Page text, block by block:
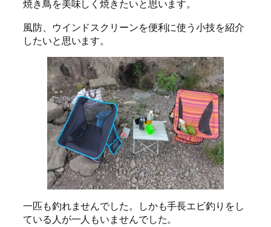
焼き鳥を美味しく焼きたいと思います。
風防、ウインドスクリーンを便利に使う小技を紹介
したいと思います。
一匹も釣れませんでした。しかも手長エビ釣りをし
ている人が一人もいませんでした。